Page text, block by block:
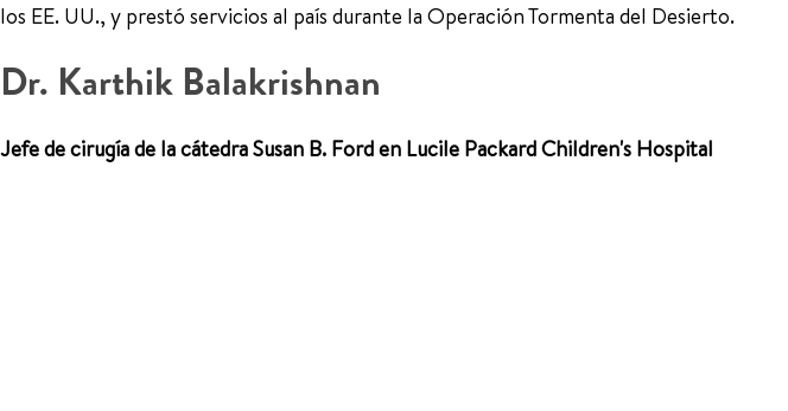
los EE. UU., y prestó servicios al país durante la Operación Tormenta del Desierto.
Dr. Karthik Balakrishnan
Jefe de cirugía de la cátedra Susan B. Ford en Lucile Packard Children's Hospital